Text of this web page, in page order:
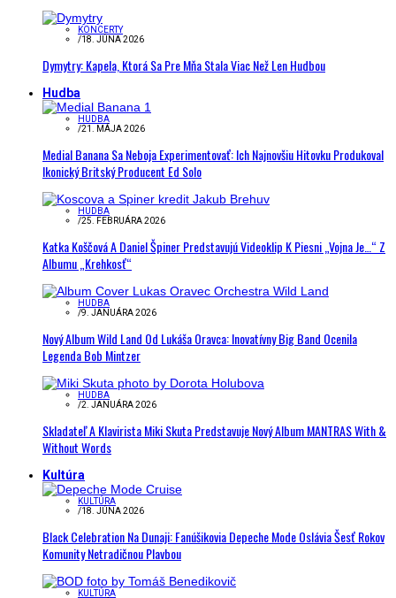
KONCERTY
/18. JÚNA 2026
Dymytry: Kapela, Ktorá Sa Pre Mňa Stala Viac Než Len Hudbou
Hudba
HUDBA
/21. MÁJA 2026
Medial Banana Sa Neboja Experimentovať: Ich Najnovšiu Hitovku Produkoval
Ikonický Britský Producent Ed Solo
HUDBA
/25. FEBRUÁRA 2026
Katka Koščová A Daniel Špiner Predstavujú Videoklip K Piesni „Vojna Je…“ Z
Albumu „Krehkosť“
HUDBA
/9. JANUÁRA 2026
Nový Album Wild Land Od Lukáša Oravca: Inovatívny Big Band Ocenila
Legenda Bob Mintzer
HUDBA
/2. JANUÁRA 2026
Skladateľ A Klavirista Miki Skuta Predstavuje Nový Album MANTRAS With &
Without Words
Kultúra
KULTÚRA
/18. JÚNA 2026
Black Celebration Na Dunaji: Fanúšikovia Depeche Mode Oslávia Šesť Rokov
Komunity Netradičnou Plavbou
KULTÚRA